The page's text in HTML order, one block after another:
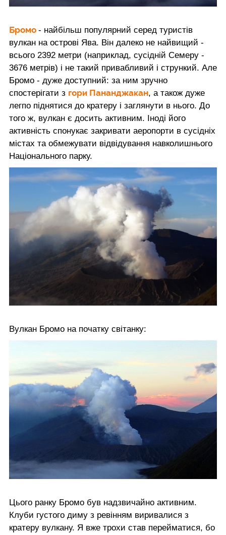
Бромо - найбільш популярний серед туристів
вулкан на острові Ява. Він далеко не найвищий -
всього 2392 метри (наприклад, сусідній Семеру -
3676 метрів) і не такий привабливий і стрункий. Але
Бромо - дуже доступний: за ним зручно
спостерігати з гори Пананджакан, а також дуже
легпо піднятися до кратеру і заглянути в нього. До
того ж, вулкан є досить активним. Іноді його
активність спонукає закривати аеропорти в сусідніх
містах та обмежувати відвідування навколишнього
Національного парку.
Вулкан Бромо на початку світанку:
Цього ранку Бромо був надзвичайно активним.
Клуби густого диму з ревінням виривалися з
кратеру вулкану. Я вже трохи став перейматися, бо